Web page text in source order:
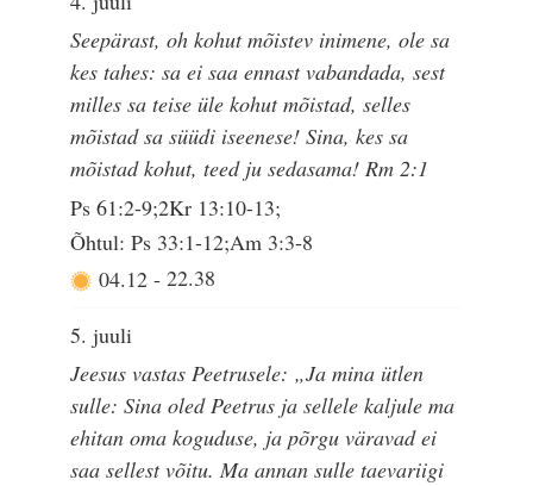
Seepärast, oh kohut mõistev inimene, ole sa
kes tahes: sa ei saa ennast vabandada, sest
milles sa teise üle kohut mõistad, selles
mõistad sa süüdi iseenese! Sina, kes sa
mõistad kohut, teed ju sedasama! Rm 2:1
Ps 61:2-9;2Kr 13:10-13;
Õhtul: Ps 33:1-12;Am 3:3-8
04.12 - 22.38
5. juuli
Jeesus vastas Peetrusele: „Ja mina ütlen
sulle: Sina oled Peetrus ja sellele kaljule ma
ehitan oma koguduse, ja põrgu väravad ei
saa sellest võitu. Ma annan sulle taevariigi